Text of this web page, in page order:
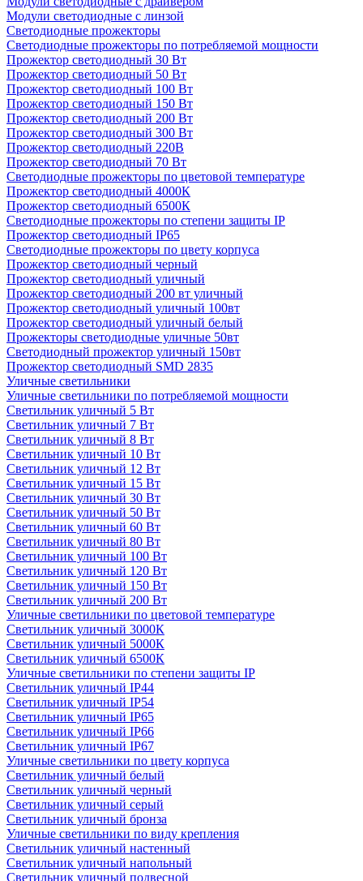
Модули светодиодные с линзой
Светодиодные прожекторы
Светодиодные прожекторы по потребляемой мощности
Прожектор светодиодный 30 Вт
Прожектор светодиодный 50 Вт
Прожектор светодиодный 100 Вт
Прожектор светодиодный 150 Вт
Прожектор светодиодный 200 Вт
Прожектор светодиодный 300 Вт
Прожектор светодиодный 220В
Прожектор светодиодный 70 Вт
Светодиодные прожекторы по цветовой температуре
Прожектор светодиодный 4000К
Прожектор светодиодный 6500К
Светодиодные прожекторы по степени защиты IP
Прожектор светодиодный IP65
Светодиодные прожекторы по цвету корпуса
Прожектор светодиодный черный
Прожектор светодиодный уличный
Прожектор светодиодный 200 вт уличный
Прожектор светодиодный уличный 100вт
Прожектор светодиодный уличный белый
Прожекторы светодиодные уличные 50вт
Светодиодный прожектор уличный 150вт
Прожектор светодиодный SMD 2835
Уличные светильники
Уличные светильники по потребляемой мощности
Светильник уличный 5 Вт
Светильник уличный 7 Вт
Светильник уличный 8 Вт
Светильник уличный 10 Вт
Светильник уличный 12 Вт
Светильник уличный 15 Вт
Светильник уличный 30 Вт
Светильник уличный 50 Вт
Светильник уличный 60 Вт
Светильник уличный 80 Вт
Светильник уличный 100 Вт
Светильник уличный 120 Вт
Светильник уличный 150 Вт
Светильник уличный 200 Вт
Уличные светильники по цветовой температуре
Cветильник уличный 3000К
Cветильник уличный 5000К
Cветильник уличный 6500К
Уличные светильники по степени защиты IP
Светильник уличный IP44
Светильник уличный IP54
Светильник уличный IP65
Светильник уличный IP66
Светильник уличный IP67
Уличные светильники по цвету корпуса
Светильник уличный белый
Светильник уличный черный
Светильник уличный серый
Светильник уличный бронза
Уличные светильники по виду крепления
Светильник уличный настенный
Светильник уличный напольный
Светильник уличный подвесной